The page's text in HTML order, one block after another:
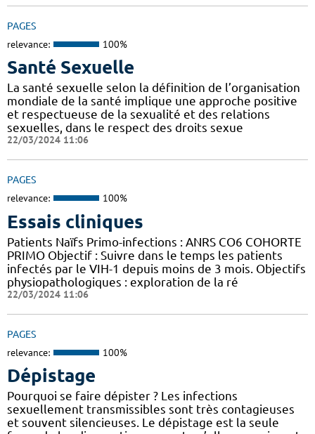
PAGES
relevance: 100%
Santé Sexuelle
La santé sexuelle selon la définition de l’organisation
mondiale de la santé implique une approche positive
et respectueuse de la sexualité et des relations
sexuelles, dans le respect des droits sexue
22/03/2024 11:06
PAGES
relevance: 100%
Essais cliniques
Patients Naïfs Primo-infections : ANRS CO6 COHORTE
PRIMO Objectif : Suivre dans le temps les patients
infectés par le VIH-1 depuis moins de 3 mois. Objectifs
physiopathologiques : exploration de la ré
22/03/2024 11:06
PAGES
relevance: 100%
Dépistage
Pourquoi se faire dépister ? Les infections
sexuellement transmissibles sont très contagieuses
et souvent silencieuses. Le dépistage est la seule